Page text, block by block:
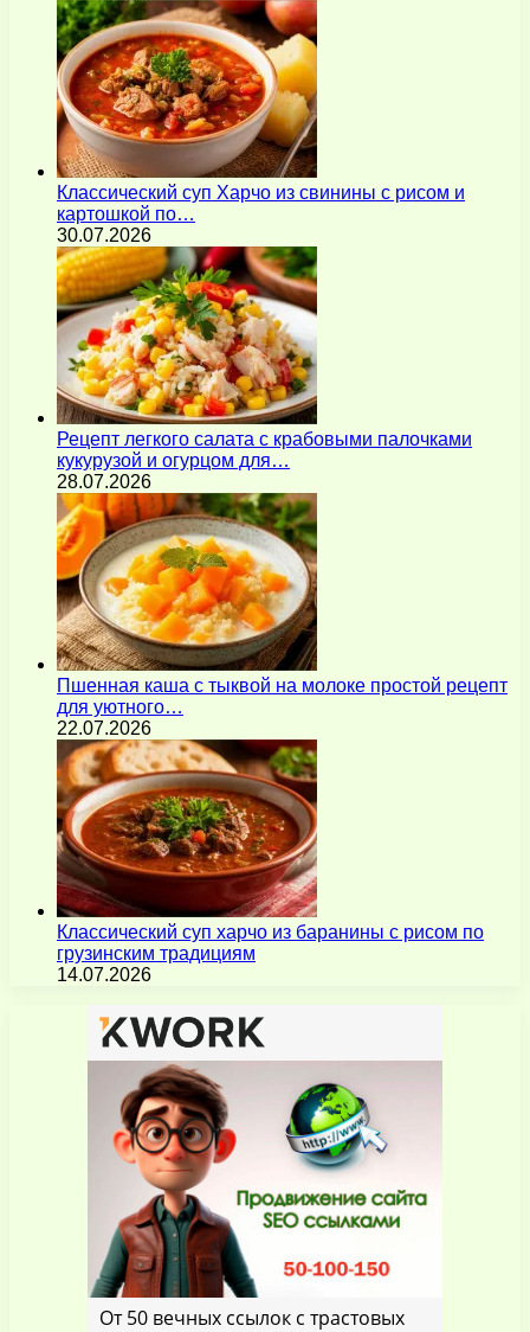
Классический суп Харчо из свинины с рисом и
картошкой по…
30.07.2026
Рецепт легкого салата с крабовыми палочками
кукурузой и огурцом для…
28.07.2026
Пшенная каша с тыквой на молоке простой рецепт
для уютного…
22.07.2026
Классический суп харчо из баранины с рисом по
грузинским традициям
14.07.2026